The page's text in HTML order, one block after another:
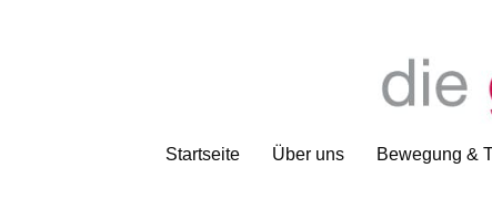
Startseite Über uns Bewegung &